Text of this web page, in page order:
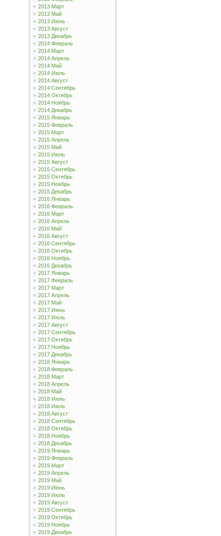
2013 Март
2013 Май
2013 Июнь
2013 Август
2013 Декабрь
2014 Февраль
2014 Март
2014 Апрель
2014 Май
2014 Июль
2014 Август
2014 Сентябрь
2014 Октябрь
2014 Ноябрь
2014 Декабрь
2015 Январь
2015 Февраль
2015 Март
2015 Апрель
2015 Май
2015 Июль
2015 Август
2015 Сентябрь
2015 Октябрь
2015 Ноябрь
2015 Декабрь
2016 Январь
2016 Февраль
2016 Март
2016 Апрель
2016 Май
2016 Август
2016 Сентябрь
2016 Октябрь
2016 Ноябрь
2016 Декабрь
2017 Январь
2017 Февраль
2017 Март
2017 Апрель
2017 Май
2017 Июнь
2017 Июль
2017 Август
2017 Сентябрь
2017 Октябрь
2017 Ноябрь
2017 Декабрь
2018 Январь
2018 Февраль
2018 Март
2018 Апрель
2018 Май
2018 Июнь
2018 Июль
2018 Август
2018 Сентябрь
2018 Октябрь
2018 Ноябрь
2018 Декабрь
2019 Январь
2019 Февраль
2019 Март
2019 Апрель
2019 Май
2019 Июнь
2019 Июль
2019 Август
2019 Сентябрь
2019 Октябрь
2019 Ноябрь
2019 Декабрь